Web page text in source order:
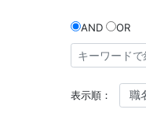
AND OR
表示順：